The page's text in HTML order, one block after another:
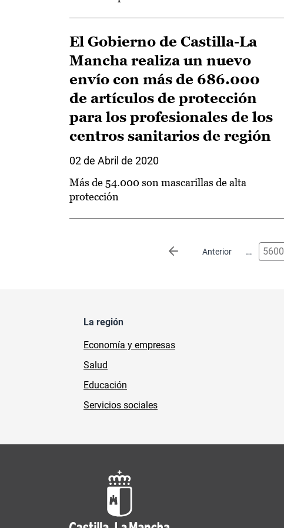
El Gobierno de Castilla-La
Mancha realiza un nuevo
envío con más de 686.000
de artículos de protección
para los profesionales de los
centros sanitarios de región
02 de Abril de 2020
Más de 54.000 son mascarillas de alta
protección
Anterior
Página anterior … 5600
La región
Economía y empresas
Salud
Educación
Servicios sociales